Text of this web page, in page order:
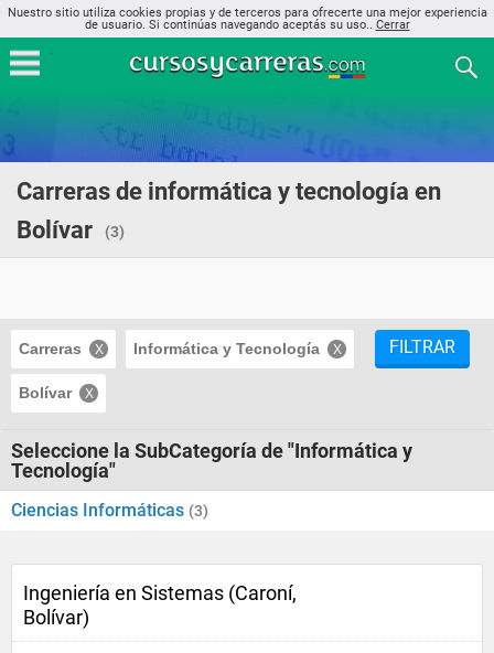
Nuestro sitio utiliza cookies propias y de terceros para ofrecerte una mejor experiencia
de usuario. Si continúas navegando aceptás su uso.. Cerrar
Carreras de informática y tecnología en
Bolívar
(3)
Carreras Informática y Tecnología
Bolívar
FILTRAR
Seleccione la SubCategoría de "Informática y
Tecnología"
Ciencias Informáticas (3)
Ingeniería en Sistemas (Caroní,
Bolívar)